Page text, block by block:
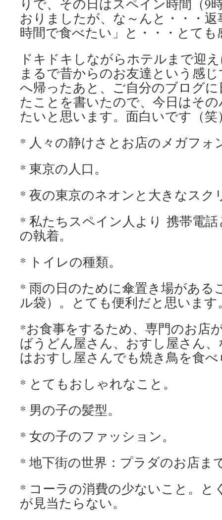
りで、その日はスペイン時間（9
おりましたが、な～んと・・・
時間で食べたい」と・・・とて
ドキドキしながらホテルまで迎
まるで昔からのお友達という感
へ帰ったあと、ご自分のブログ
たことを書いたので、今日はそ
たいと思います。面白いです（笑
* 人々の静けさとお店のメガフォ
* 東京の人口。
* 夜の東京のネオンと大きなスク
* 私たちスペイン人より 携帯電
の執着。
* トイレの種類。
* 雨の日のために傘置き場がある
ル袋）。とても便利だと思います
*お食事をするため、専門のお店
ばうどん屋さん、おすし屋さん
はおすし屋さんでも焼き鳥を食
* とてもおしゃれなこと。
* 男の子の髪型。
* 女の子のファッション。
* 地下街の世界：プラダのお店ま
* コーラの消費の少ないこと。と
が見当たらない。